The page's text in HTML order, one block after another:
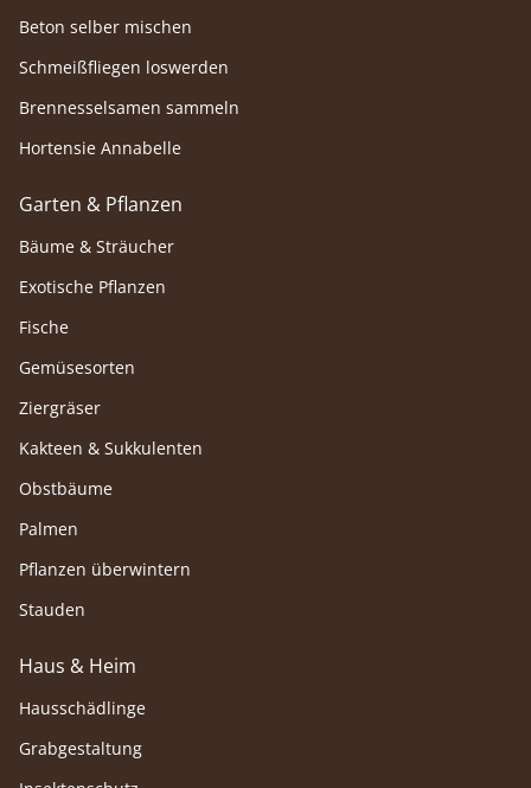
Beton selber mischen
Schmeißfliegen loswerden
Brennesselsamen sammeln
Hortensie Annabelle
Garten & Pflanzen
Bäume & Sträucher
Exotische Pflanzen
Fische
Gemüsesorten
Ziergräser
Kakteen & Sukkulenten
Obstbäume
Palmen
Pflanzen überwintern
Stauden
Haus & Heim
Hausschädlinge
Grabgestaltung